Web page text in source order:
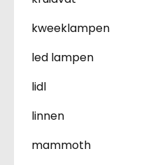
kweeklampen
led lampen
lidl
linnen
mammoth